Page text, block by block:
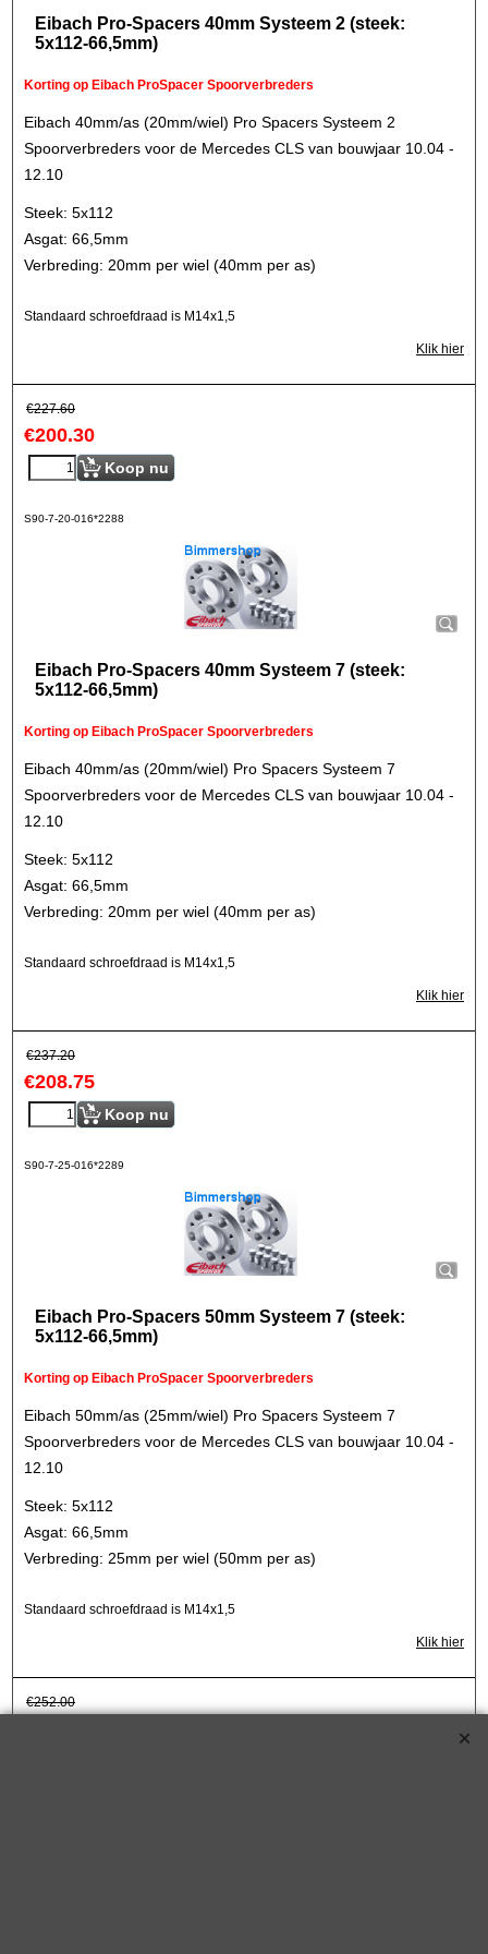
Eibach Pro-Spacers 40mm Systeem 2 (steek:
5x112-66,5mm)
Korting op Eibach ProSpacer Spoorverbreders
Eibach 40mm/as (20mm/wiel) Pro Spacers Systeem 2
Spoorverbreders voor de Mercedes CLS van bouwjaar 10.04 -
12.10
Steek: 5x112
Asgat: 66,5mm
Verbreding: 20mm per wiel (40mm per as)
Standaard schroefdraad is M14x1,5
Klik hier
€227.60
€200.30
Koop nu
S90-7-20-016*2288
Eibach Pro-Spacers 40mm Systeem 7 (steek:
5x112-66,5mm)
Korting op Eibach ProSpacer Spoorverbreders
Eibach 40mm/as (20mm/wiel) Pro Spacers Systeem 7
Spoorverbreders voor de Mercedes CLS van bouwjaar 10.04 -
12.10
Steek: 5x112
Asgat: 66,5mm
Verbreding: 20mm per wiel (40mm per as)
Standaard schroefdraad is M14x1,5
Klik hier
€237.20
€208.75
Koop nu
S90-7-25-016*2289
Eibach Pro-Spacers 50mm Systeem 7 (steek:
5x112-66,5mm)
Korting op Eibach ProSpacer Spoorverbreders
Eibach 50mm/as (25mm/wiel) Pro Spacers Systeem 7
Spoorverbreders voor de Mercedes CLS van bouwjaar 10.04 -
12.10
Steek: 5x112
Asgat: 66,5mm
Verbreding: 25mm per wiel (50mm per as)
Standaard schroefdraad is M14x1,5
Klik hier
€252.00